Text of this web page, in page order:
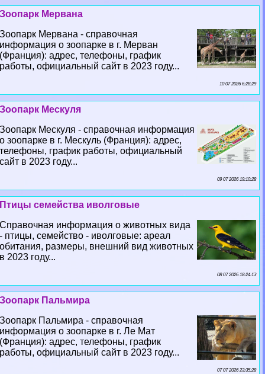
Зоопарк Мервана
Зоопарк Мервана - справочная
информация о зоопарке в г. Мерван
(Франция): адрес, телефоны, график
работы, официальный сайт в 2023 году...
10 07 2026 6:28:29
Зоопарк Мескуля
Зоопарк Мескуля - справочная информация
о зоопарке в г. Мескуль (Франция): адрес,
телефоны, график работы, официальный
сайт в 2023 году...
09 07 2026 19:10:28
Птицы семейства иволговые
Справочная информация о животных вида
- птицы, семейство - иволговые: ареал
обитания, размеры, внешний вид животных
в 2023 году...
08 07 2026 18:24:13
Зоопарк Пальмира
Зоопарк Пальмира - справочная
информация о зоопарке в г. Ле Мат
(Франция): адрес, телефоны, график
работы, официальный сайт в 2023 году...
07 07 2026 23:35:28